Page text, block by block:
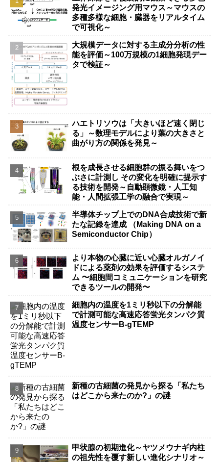
発光イメージング用マウス～マウスの
多種多様な細胞・臓器をリアルタイム
で可視化～
大規模データに対する主成分分析の性
能を評価～100万規模の1細胞発現デー
タで検証～
ハエトリソウは「大きいほど速く閉じ
る」～数理モデルにより葉の大きさと
曲がり方の関係を発見～
根を成長させる細胞群の振る舞いをつ
ぶさに計測し その変化を明確に提示す
る技術を開発～自動顕微鏡・人工知
能・人間拡張工学の融合で実現～
半導体チップ上でのDNA合成技術で新
たな記録を達成 （Making DNA on a
Semiconductor Chip）
より本物の心臓に近い心臓オルガノイ
ドによる薬剤の効果を評価するシステ
ム 〜細胞間コミュニケーションを研究
できるツールの開発〜
細胞内の温度を1ミリ秒以下の分解能
で計測可能な高速応答蛍光タンパク質
温度センサーB-gTEMP
新種の古細菌の発見から探る「私たち
はどこから来たのか?」の謎
甲状腺の初期進化～ヤツメウナギ内柱
の祖先性を覆す新しい進化シナリオ～